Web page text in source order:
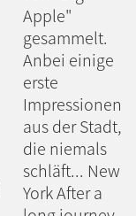
Apple"
gesammelt.
Anbei einige
erste
Impressionen
aus der Stadt,
die niemals
schläft... New
York After a